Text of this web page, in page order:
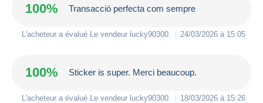
100% Transacció perfecta com sempre
L'acheteur a évalué Le vendeur lucky90300 24/03/2026 à 15:05
100% Sticker is super. Merci beaucoup.
L'acheteur a évalué Le vendeur lucky90300 18/03/2026 à 15:26